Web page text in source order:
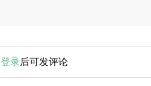
登录后可发评论